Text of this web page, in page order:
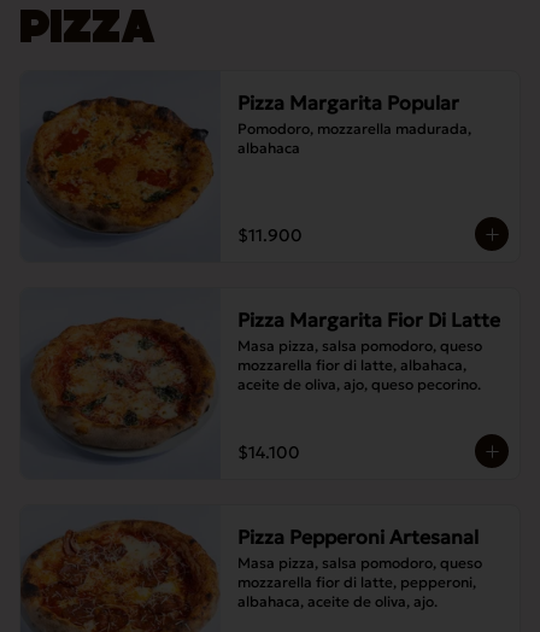
PIZZA
Pizza Margarita Popular
Pomodoro, mozzarella madurada,
albahaca
$11.900
Pizza Margarita Fior Di Latte
Masa pizza, salsa pomodoro, queso
mozzarella fior di latte, albahaca,
aceite de oliva, ajo, queso pecorino.
$14.100
Pizza Pepperoni Artesanal
Masa pizza, salsa pomodoro, queso
mozzarella fior di latte, pepperoni,
albahaca, aceite de oliva, ajo.